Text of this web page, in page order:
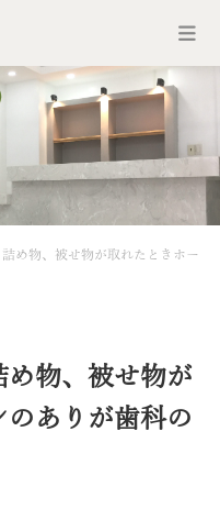
め物、被せ物が取れたときホー
め物、被せ物が
ありが歯科の